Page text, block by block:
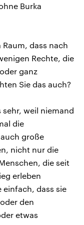
Burka
dass nach
Rechte, die
ganz
Sie das auch?
weil niemand
die
große
nicht nur die
die seit
erleben
dass sie
den
etwas